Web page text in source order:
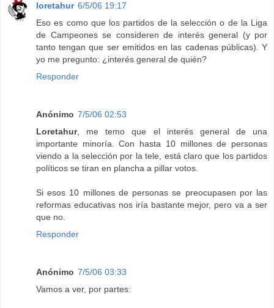
loretahur 6/5/06 19:17
Eso es como que los partidos de la selección o de la Liga
de Campeones se consideren de interés general (y por
tanto tengan que ser emitidos en las cadenas públicas). Y
yo me pregunto: ¿interés general de quién?
Responder
Anónimo 7/5/06 02:53
Loretahur, me temo que el interés general de una
importante minoría. Con hasta 10 millones de personas
viendo a la selección por la tele, está claro que los partidos
políticos se tiran en plancha a pillar votos.
Si esos 10 millones de personas se preocupasen por las
reformas educativas nos iría bastante mejor, pero va a ser
que no.
Responder
Anónimo 7/5/06 03:33
Vamos a ver, por partes: